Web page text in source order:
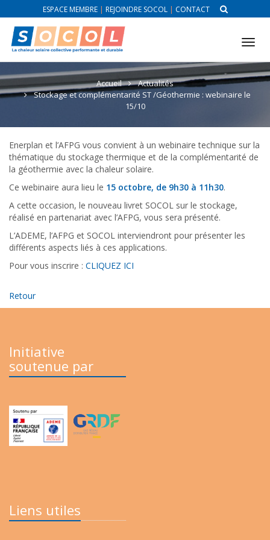
ESPACE MEMBRE| REJOINDRE SOCOL| CONTACT
Accueil
Actualités
Stockage et complémentarité ST /Géothermie : webinaire le
15/10
Enerplan et l’AFPG vous convient à un webinaire technique sur la
thématique du stockage thermique et de la complémentarité de
la géothermie avec la chaleur solaire.
Ce webinaire aura lieu le 15 octobre, de 9h30 à 11h30.
A cette occasion, le nouveau livret SOCOL sur le stockage,
réalisé en partenariat avec l’AFPG, vous sera présenté.
L’ADEME, l’AFPG et SOCOL interviendront pour présenter les
différents aspects liés à ces applications.
Pour vous inscrire : CLIQUEZ ICI
Retour
Initiative
soutenue par
Liens utiles